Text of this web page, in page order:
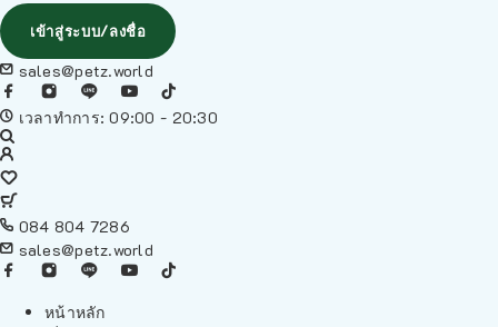
เข้าสู่ระบบ/ลงชื่อ
sales@petz.world
เวลาทำการ: 09:00 - 20:30
084 804 7286
sales@petz.world
หน้าหลัก